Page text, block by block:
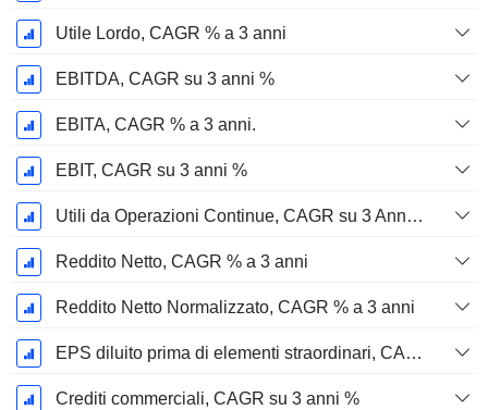
Utile Lordo, CAGR % a 3 anni
EBITDA, CAGR su 3 anni %
EBITA, CAGR % a 3 anni.
EBIT, CAGR su 3 anni %
Utili da Operazioni Continue, CAGR su 3 Anni %
Reddito Netto, CAGR % a 3 anni
Reddito Netto Normalizzato, CAGR % a 3 anni
EPS diluito prima di elementi straordinari, CAGR su 3 anni %
Crediti commerciali, CAGR su 3 anni %